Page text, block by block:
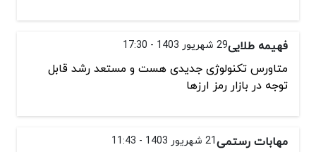
فهیمه طلایی29 شهریور 1403 - 17:30
متاورس تکنولوژی جدیدی هست و مستعد رشد قابل
توجه در بازار رمز ارزها
مهابات رستمی21 شهریور 1403 - 11:43